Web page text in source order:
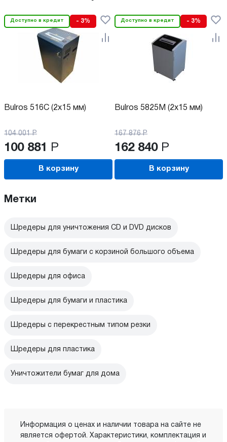
Доступно в кредит - 3%
Bulros 516C (2x15 мм)
104 001 Р
100 881 Р
В корзину
Доступно в кредит - 3%
Bulros 5825М (2х15 мм)
167 876 Р
162 840 Р
В корзину
Метки
Шредеры для уничтожения CD и DVD дисков
Шредеры для бумаги с корзиной большого объема
Шредеры для офиса
Шредеры для бумаги и пластика
Шредеры с перекрестным типом резки
Шредеры для пластика
Уничтожители бумаг для дома
Информация о ценах и наличии товара на сайте не
является офертой. Характеристики, комплектация и